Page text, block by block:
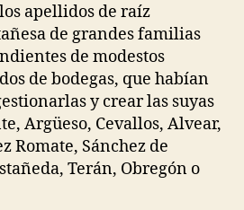
apellidos de raíz
de grandes familias
de modestos
de bodegas, que habían
y crear las suyas
Argüeso, Cevallos, Alvear,
Romate, Sánchez de
Terán, Obregón o